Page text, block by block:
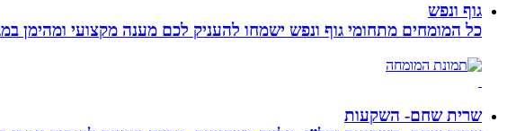
גוף ונפש
כל המומחים מתחומי גוף ונפש ישמחו להעניק לכם מענה מקצועי ומהימן
שרית שחם- השקעות